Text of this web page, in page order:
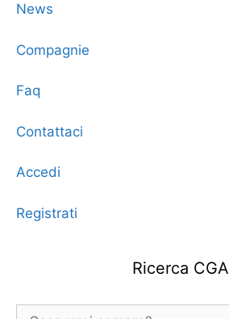
News
Compagnie
Faq
Contattaci
Accedi
Registrati
Ricerca CGA